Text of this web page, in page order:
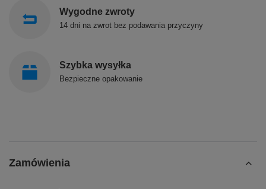
Wygodne zwroty
14 dni na zwrot bez podawania przyczyny
Szybka wysyłka
Bezpieczne opakowanie
Zamówienia